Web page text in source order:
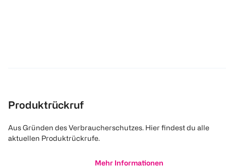
Produktrückruf
Aus Gründen des Verbraucherschutzes. Hier findest du alle
aktuellen Produktrückrufe.
Mehr Informationen